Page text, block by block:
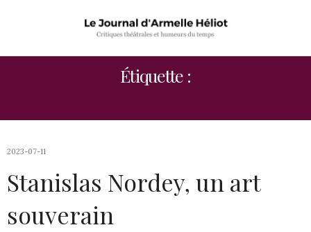
Étiquette :
2023-07-11
Stanislas Nordey, un art
souverain